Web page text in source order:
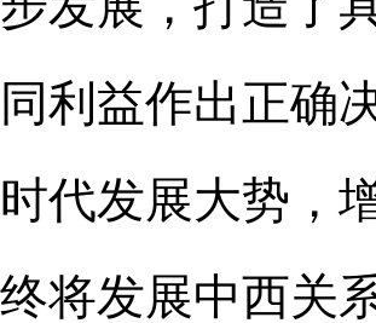
同利益作出正确
时代发展大势，
终将发展中西关